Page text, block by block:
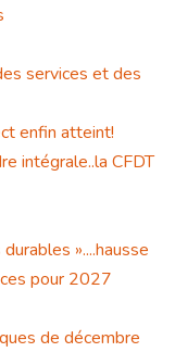
services et des
enfin atteint!
intégrale..la CFDT
»....hausse
pour 2027
de décembre